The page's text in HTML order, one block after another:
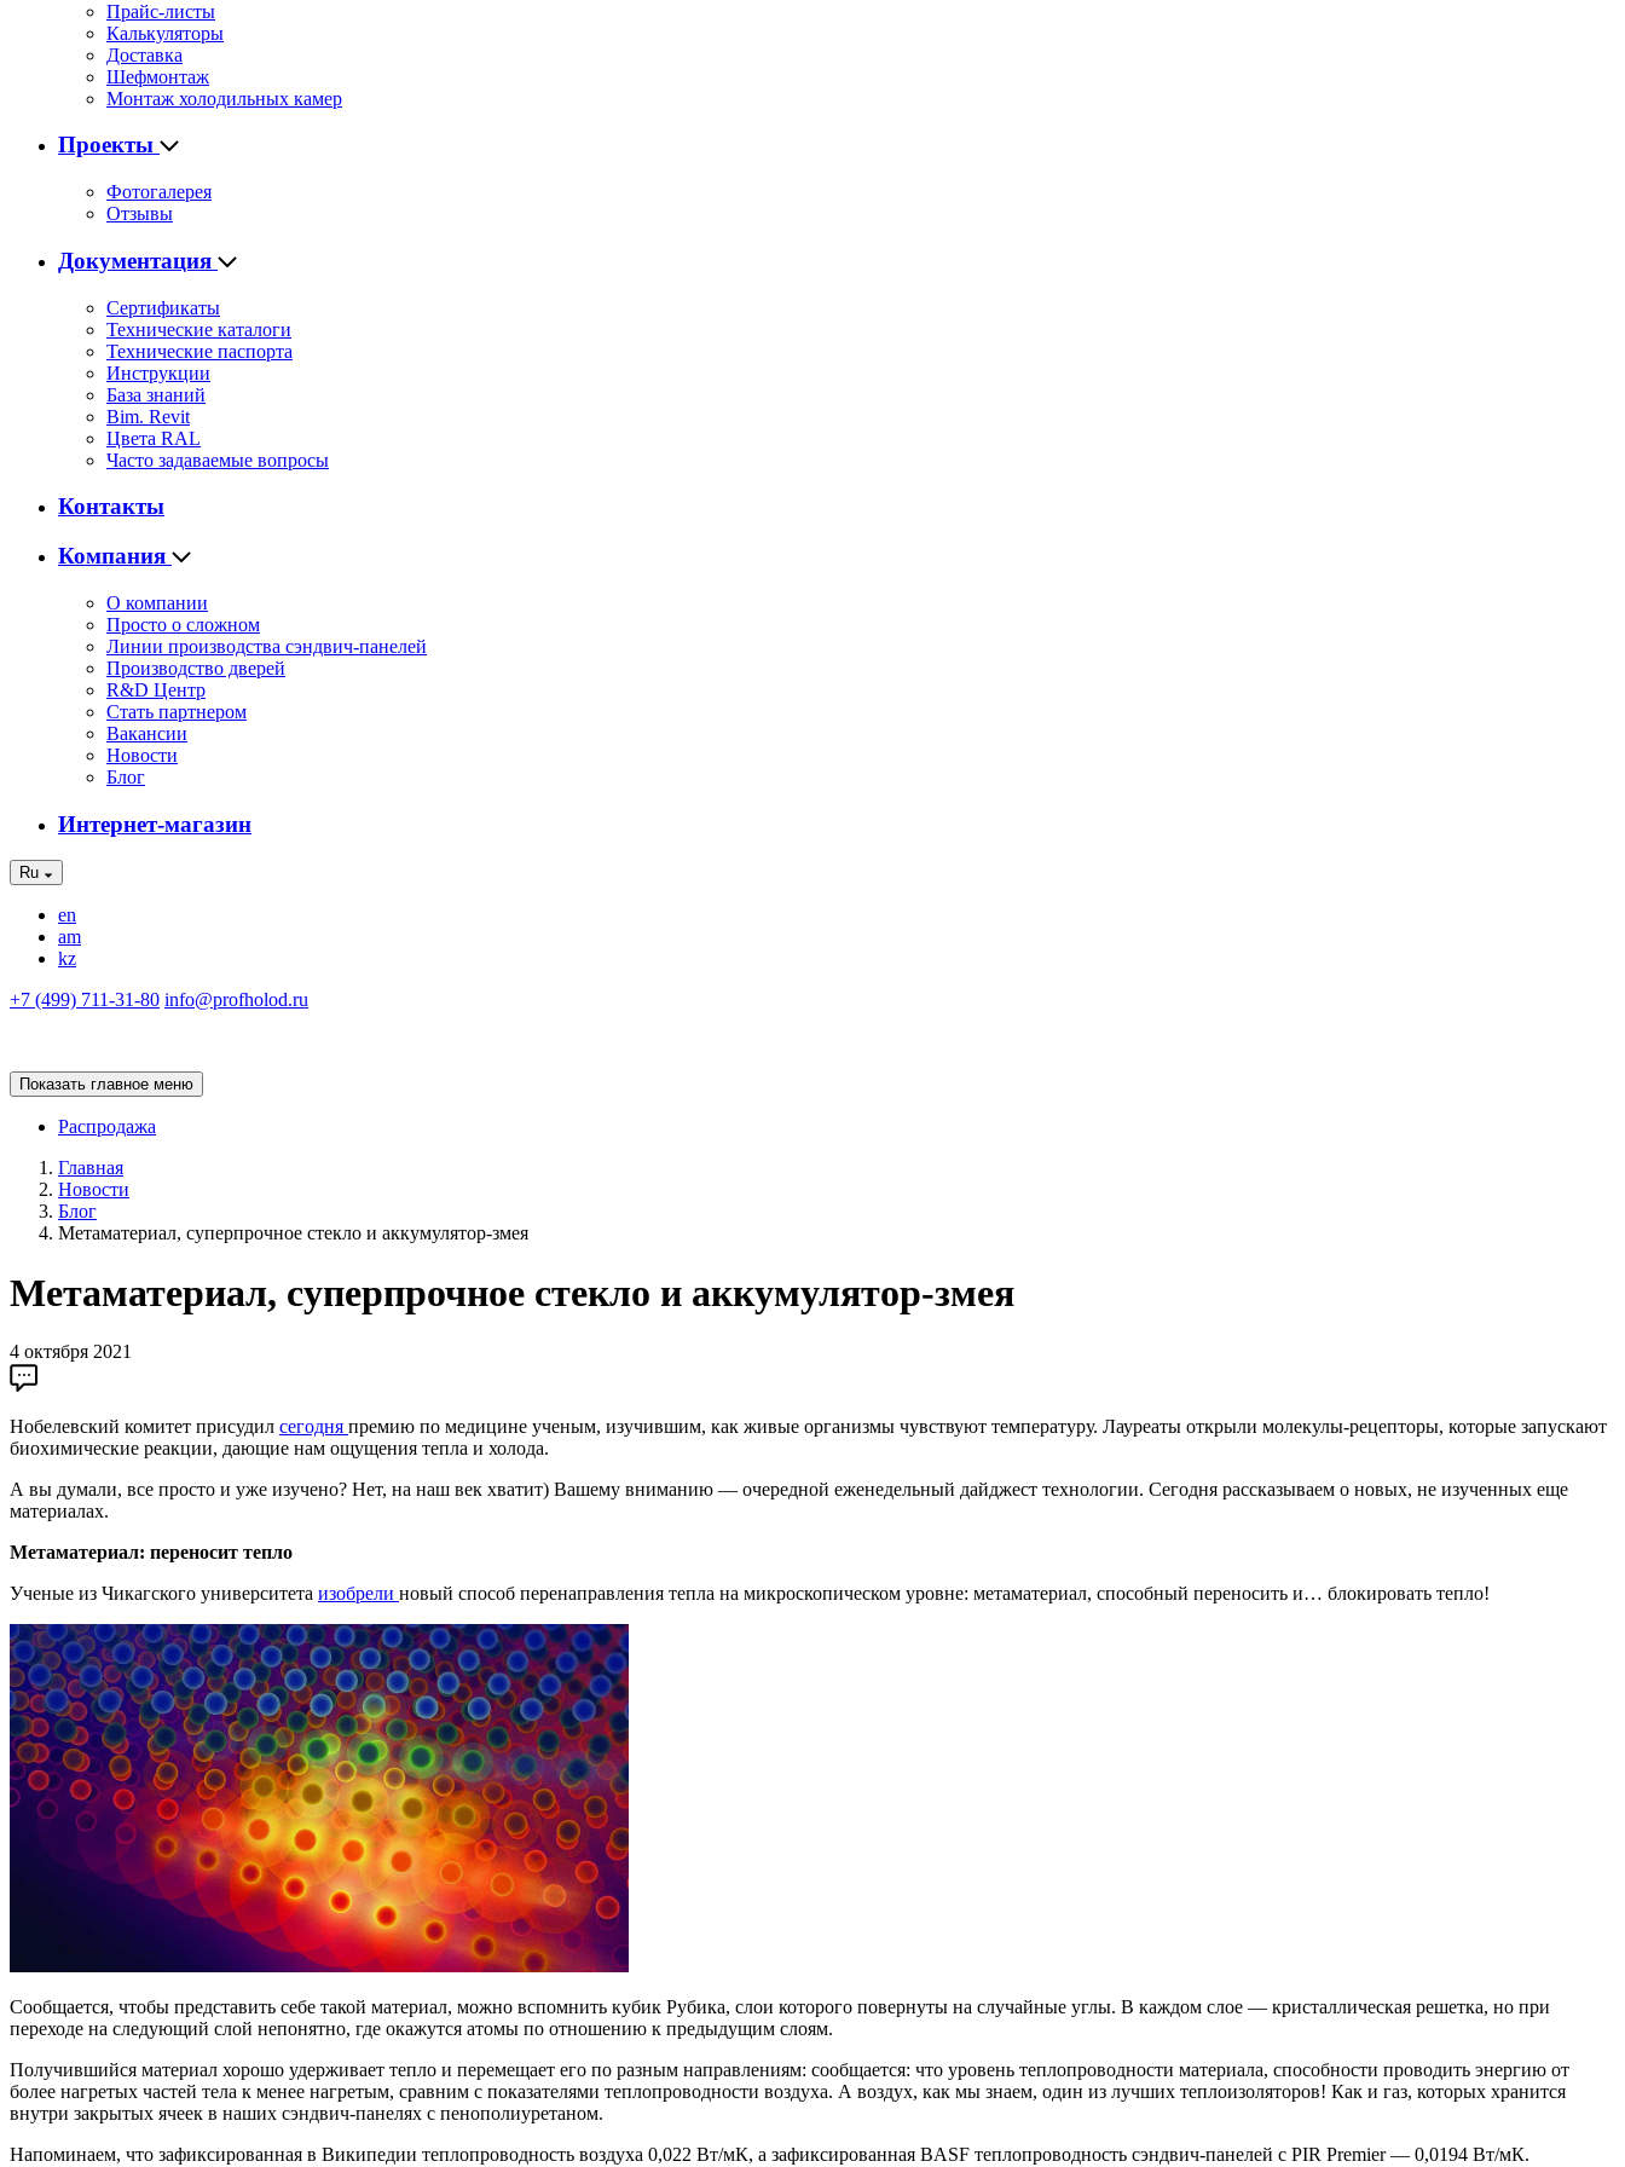
Прайс-листы
Калькуляторы
Доставка
Шефмонтаж
Монтаж холодильных камер
Проекты
Фотогалерея
Отзывы
Документация
Сертификаты
Технические каталоги
Технические паспорта
Инструкции
База знаний
Bim. Revit
Цвета RAL
Часто задаваемые вопросы
Контакты
Компания
О компании
Просто о сложном
Линии производства сэндвич-панелей
Производство дверей
R&D Центр
Стать партнером
Вакансии
Новости
Блог
Интернет-магазин
Ru
en
am
kz
+7 (499) 711-31-80 info@profholod.ru
Показать главное меню
Распродажа
Главная
Новости
Блог
Метаматериал, суперпрочное стекло и аккумулятор-змея
Метаматериал, суперпрочное стекло и аккумулятор-змея
4 октября 2021
Нобелевский комитет присудил сегодня премию по медицине ученым, изучившим, как живые организмы чувствуют температуру. Лауреаты открыли молекулы-рецепторы, которые запускают
биохимические реакции, дающие нам ощущения тепла и холода.
А вы думали, все просто и уже изучено? Нет, на наш век хватит) Вашему вниманию — очередной еженедельный дайджест технологии. Сегодня рассказываем о новых, не изученных еще
материалах.
Метаматериал: переносит тепло
Ученые из Чикагского университета изобрели новый способ перенаправления тепла на микроскопическом уровне: метаматериал, способный переносить и… блокировать тепло!
Сообщается, чтобы представить себе такой материал, можно вспомнить кубик Рубика, слои которого повернуты на случайные углы. В каждом слое — кристаллическая решетка, но при
переходе на следующий слой непонятно, где окажутся атомы по отношению к предыдущим слоям.
Получившийся материал хорошо удерживает тепло и перемещает его по разным направлениям: сообщается: что уровень теплопроводности материала, способности проводить энергию от
более нагретых частей тела к менее нагретым, сравним с показателями теплопроводности воздуха. А воздух, как мы знаем, один из лучших теплоизоляторов! Как и газ, которых хранится
внутри закрытых ячеек в наших сэндвич-панелях с пенополиуретаном.
Напоминаем, что зафиксированная в Википедии теплопроводность воздуха 0,022 Вт/мК, а зафиксированная BASF теплопроводность сэндвич-панелей с PIR Premier — 0,0194 Вт/мК.